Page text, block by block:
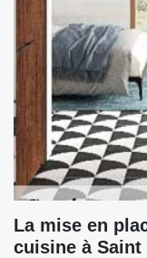
La mise en
cuisine à Saint